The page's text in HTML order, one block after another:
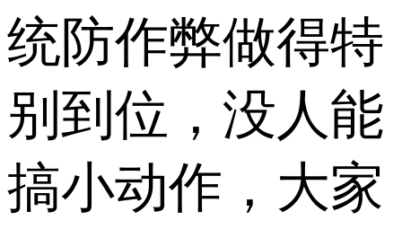
统防作弊做得特
别到位，没人能
搞小动作，大家